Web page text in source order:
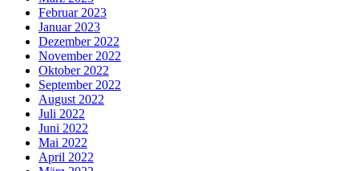
Februar 2023
Januar 2023
Dezember 2022
November 2022
Oktober 2022
September 2022
August 2022
Juli 2022
Juni 2022
Mai 2022
April 2022